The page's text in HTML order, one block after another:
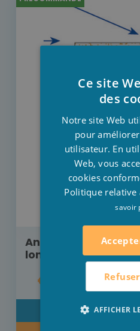
Angle extérieur 30
longeur 2000 mm
€ 22,50
Ce site
des
Notre site Web
pour
utilisateur. En
Web, vous
cookies
Politique relative
savoir
AFFICHER